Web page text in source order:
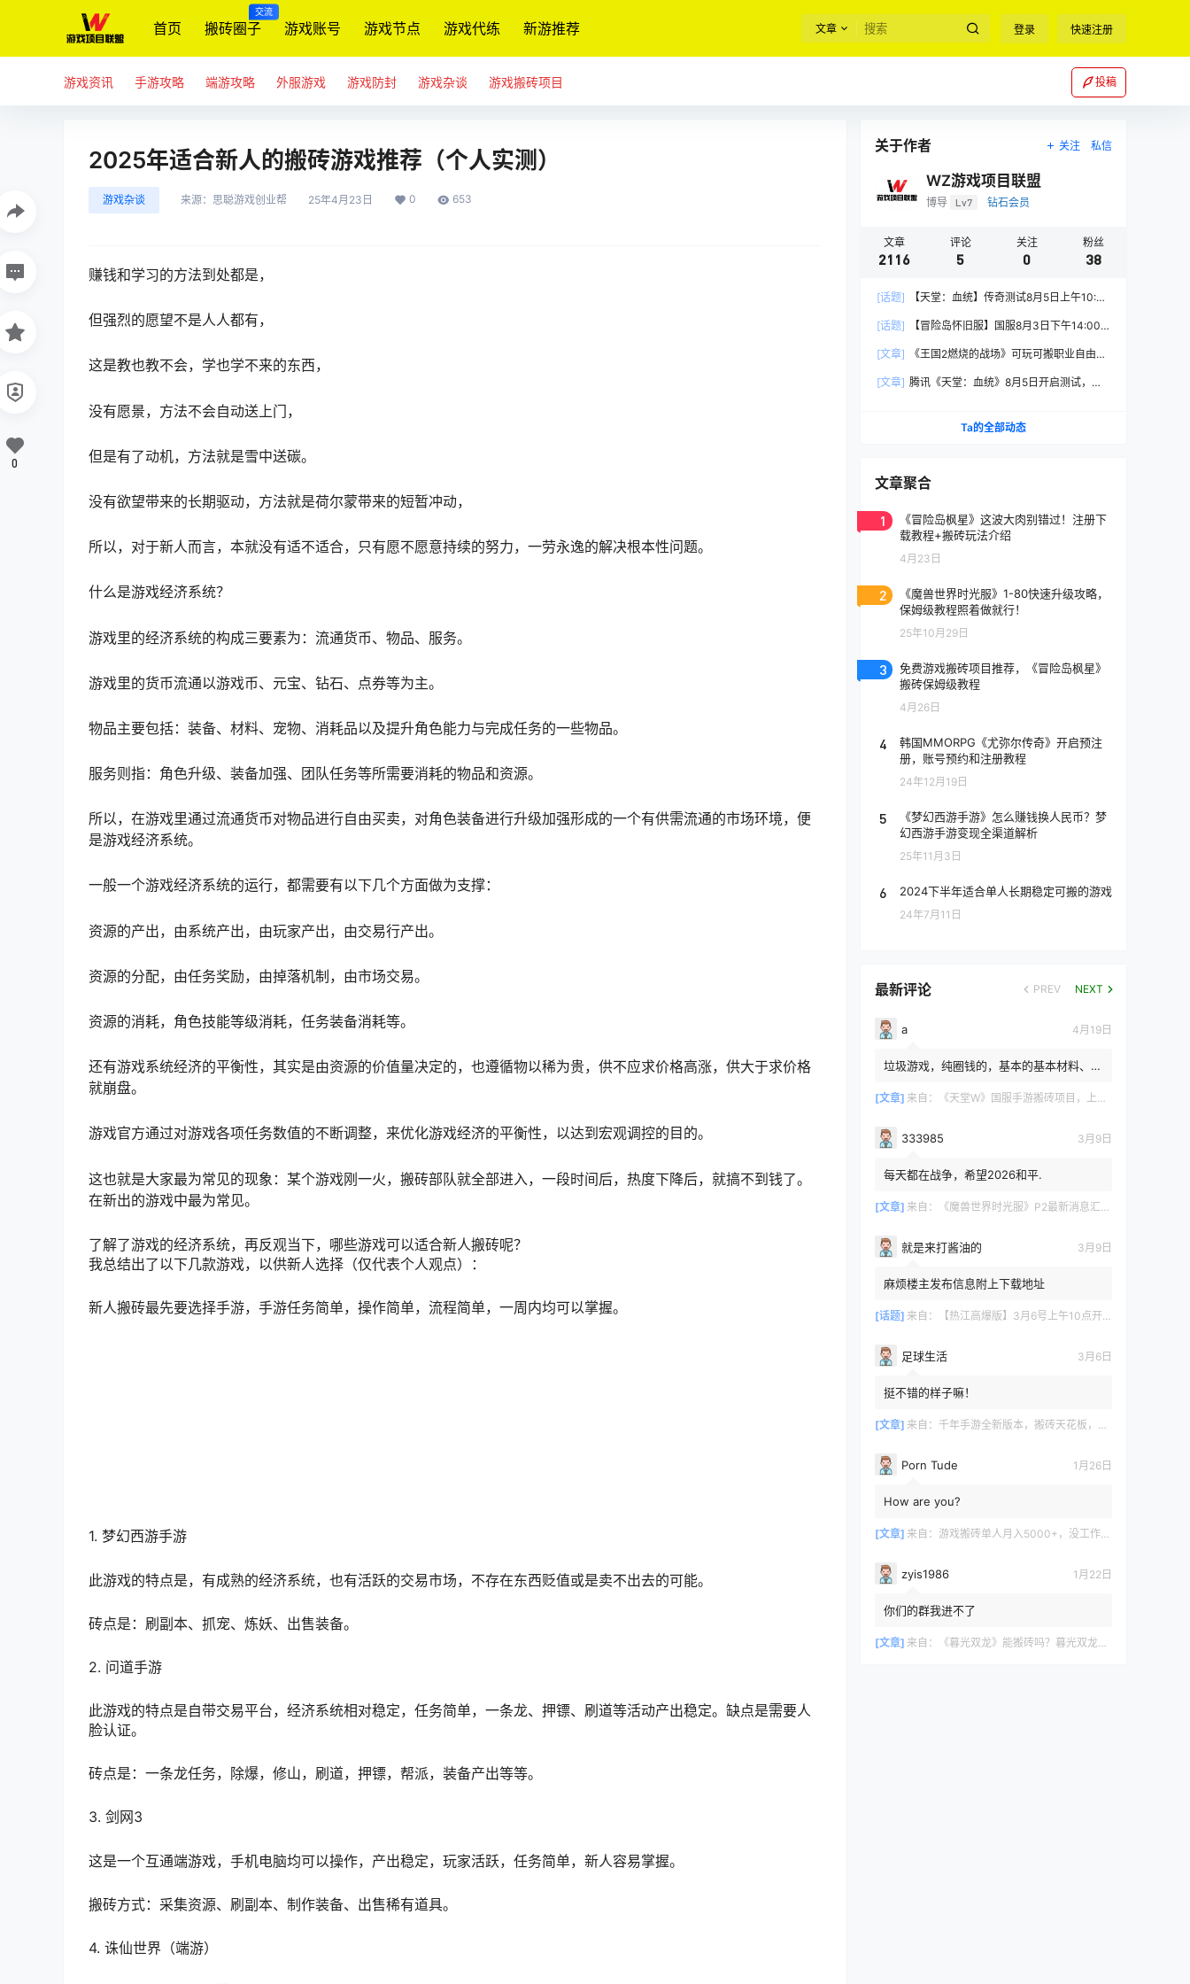
首页 搬砖圈子
交流
游戏账号 游戏节点 游戏代练 新游推荐 文章 登录 快速注册
游戏资讯 手游攻略 端游攻略 外服游戏 游戏防封 游戏杂谈 游戏搬砖项目 投稿
2025年适合新人的搬砖游戏推荐（个人实测）
游戏杂谈 来源： 思聪游戏创业帮 25年4月23日 0 653
赚钱和学习的方法到处都是，
但强烈的愿望不是人人都有，
这是教也教不会，学也学不来的东西，
没有愿景，方法不会自动送上门，
但是有了动机，方法就是雪中送碳。
没有欲望带来的长期驱动，方法就是荷尔蒙带来的短暂冲动，
所以，对于新人而言，本就没有适不适合，只有愿不愿意持续的努力，一劳永逸的解决根本性问题。
什么是游戏经济系统？
游戏里的经济系统的构成三要素为：流通货币、物品、服务。
游戏里的货币流通以游戏币、元宝、钻石、 点券等为主。
物品主要包括：装备、材料、宠物、消耗品以及提升角色能力与完成任务的一些物品。
服务则指：角色升级、装备加强、团队任务等所需要消耗的物品和资源。
所以，在游戏里通过流通货币对物品进行自由买卖，对角色装备进行升级加强形成的一个有供需流通的市场环境，便
是游戏经济系统。
一般一个游戏经济系统的运行，都需要有以下几个方面做为支撑：
资源的产出，由系统产出，由玩家产出，由交易行产出。
资源的分配，由任务奖励，由掉落机制，由市场交易。
资源的消耗，角色技能等级消耗，任务装备消耗等。
还有游戏系统经济的平衡性，其实是由资源的价值量决定的，也遵循物以稀为贵，供不应求价格高涨，供大于求价格
就崩盘。
游戏官方通过对游戏各项任务数值的不断调整，来优化游戏经济的平衡性，以达到宏观调控的目的。
这也就是大家最为常见的现象：某个游戏刚一火，搬砖部队就全部进入，一段时间后，热度下降后，就搞不到钱了。
在新出的游戏中最为常见。
了解了游戏的经济系统，再反观当下，哪些游戏可以适合新人搬砖呢？
我总结出了以下几款游戏，以供新人选择（仅代表个人观点）：
新人搬砖最先要选择手游，手游任务简单，操作简单，流程简单，一周内均可以掌握。
1. 梦幻西游手游
此游戏的特点是，有成熟的经济系统，也有活跃的交易市场，不存在东西贬值或是卖不出去的可能。
砖点是：刷副本、抓宠、炼妖、出售装备。
2. 问道手游
此游戏的特点是自带交易平台，经济系统相对稳定，任务简单，一条龙、押镖、刷道等活动产出稳定。缺点是需要人
脸认证。
砖点是：一条龙任务，除爆，修山，刷道，押镖，帮派，装备产出等等。
3. 剑网3
这是一个互通端游戏，手机电脑均可以操作，产出稳定，玩家活跃，任务简单，新人容易掌握。
搬砖方式：采集资源、刷副本、制作装备、出售稀有道具。
4. 诛仙世界（端游）
0
关于作者 关注 私信
WZ游戏项目联盟
博导 Lv7 钻石会员
文章
2116
评论
5
关注
0
粉丝
38
[话题]
【天堂：血统】传奇测试8月5日上午10:00
[话题]
【冒险岛怀旧服】国服8月3日下午14:00
[文章]
《王国2燃烧的战场》可玩可搬职业自由，
[文章] 腾讯《天堂：血统》8月5日开启测试，
Ta的全部动态
文章聚合
1
《冒险岛枫星》这波大肉别错过！注册下
载教程+搬砖玩法介绍
4月23日
2
《魔兽世界时光服》1-80快速升级攻略，
保姆级教程照着做就行！
25年10月29日
3
免费游戏搬砖项目推荐，《冒险岛枫星》
搬砖保姆级教程
4月26日
4
韩国MMORPG《尤弥尔传奇》开启预注
册，账号预约和注册教程
24年12月19日
5
《梦幻西游手游》怎么赚钱换人民币？梦
幻西游手游变现全渠道解析
25年11月3日
6 2024下半年适合单人长期稳定可搬的游戏
24年7月11日
最新评论 PREV NEXT
a 4月19日
垃圾游戏，纯圈钱的，基本的基本材料、白
浪费电费，就跟别说绿...
[文章] 来自： 《天堂W》国服手游搬砖项目，上手简单稳定吃肉，适合长期搬砖！
333985 3月9日
每天都在战争，希望2026和平.
[文章] 来自： 《魔兽世界时光服》P2最新消息汇总，九大硬核干货速报
就是来打酱油的 3月9日
麻烦楼主发布信息附上下载地址
[话题] 来自： 【热江高爆版】3月6号上午10点开服
足球生活 3月6日
挺不错的样子嘛！
[文章] 来自： 千年手游全新版本，搬砖天花板，闭着眼都能赚！
Porn Tude 1月26日
How are you?
[文章] 来自： 游戏搬砖单人月入5000+，没工作在家一个人就能做
zyis1986 1月22日
你们的群我进不了
[文章] 来自： 《暮光双龙》能搬砖吗？暮光双龙搬砖攻略教程